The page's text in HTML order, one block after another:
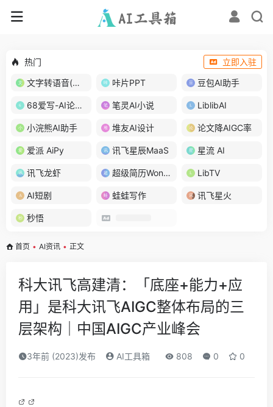
热门
立即入驻
文字转语音(琅琅配音)
咔片PPT 豆包AI助手
68爱写-AI论文写作 笔灵AI小说 LiblibAI
小浣熊AI助手 堆友AI设计 论文降AIGC率
爱派 AiPy 讯飞星辰MaaS 星流 AI
讯飞龙虾 超级简历WonderCV LibTV
AI短剧 蛙蛙写作 讯飞星火
秒悟
首页 • AI资讯 • 正文
科大讯飞高建清：「底座+能力+应
用」是科大讯飞AIGC整体布局的三
层架构｜中国AIGC产业峰会
3年前 (2023)发布 AI工具箱 808 0 0